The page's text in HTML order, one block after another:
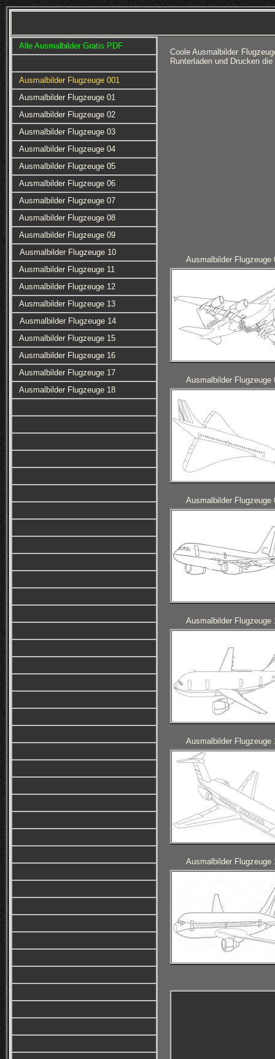
Alle Ausmalbilder Gratis PDF
Ausmalbilder Flugzeuge 001
Ausmalbilder Flugzeuge 01
Ausmalbilder Flugzeuge 02
Ausmalbilder Flugzeuge 03
Ausmalbilder Flugzeuge 04
Ausmalbilder Flugzeuge 05
Ausmalbilder Flugzeuge 06
Ausmalbilder Flugzeuge 07
Ausmalbilder Flugzeuge 08
Ausmalbilder Flugzeuge 09
Ausmalbilder Flugzeuge 10
Ausmalbilder Flugzeuge 11
Ausmalbilder Flugzeuge 12
Ausmalbilder Flugzeuge 13
Ausmalbilder Flugzeuge 14
Ausmalbilder Flugzeuge 15
Ausmalbilder Flugzeuge 16
Ausmalbilder Flugzeuge 17
Ausmalbilder Flugzeuge 18
Coole Ausmalbilder
Runterladen und Drucken
Ausmalbilder Flugzeuge
Ausmalbilder Flugzeuge
Ausmalbilder Flugzeuge
Ausmalbilder Flugzeuge
Ausmalbilder Flugzeuge
Ausmalbilder Flugzeuge